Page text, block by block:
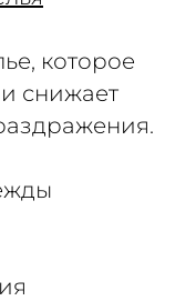
которое
снижает